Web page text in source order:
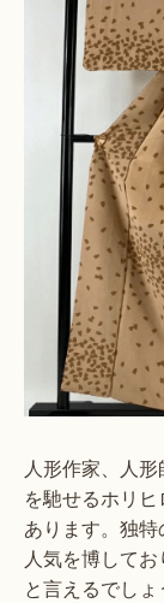
人形作家、人
を馳せるホリ
あります。独
人気を博して
と言えるでしょ